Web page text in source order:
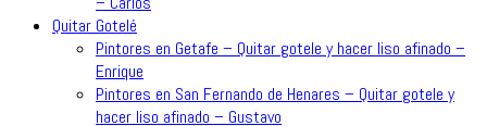
Quitar Gotelé
Pintores en Getafe – Quitar gotele y hacer liso afinado –
Enrique
Pintores en San Fernando de Henares – Quitar gotele y
hacer liso afinado – Gustavo